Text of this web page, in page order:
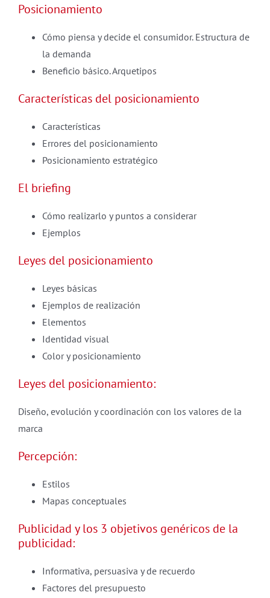
Posicionamiento
Cómo piensa y decide el consumidor. Estructura de
la demanda
Beneficio básico. Arquetipos
Características del posicionamiento
Características
Errores del posicionamiento
Posicionamiento estratégico
El briefing
Cómo realizarlo y puntos a considerar
Ejemplos
Leyes del posicionamiento
Leyes básicas
Ejemplos de realización
Elementos
Identidad visual
Color y posicionamiento
Leyes del posicionamiento:
Diseño, evolución y coordinación con los valores de la
marca
Percepción:
Estilos
Mapas conceptuales
Publicidad y los 3 objetivos genéricos de la
publicidad:
Informativa, persuasiva y de recuerdo
Factores del presupuesto